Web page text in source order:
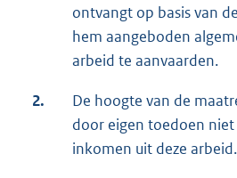
ontvangt op basis van
hem aangeboden
arbeid te aanvaarden.
2.
De hoogte van de
door eigen toedoen
inkomen uit deze arbeid.